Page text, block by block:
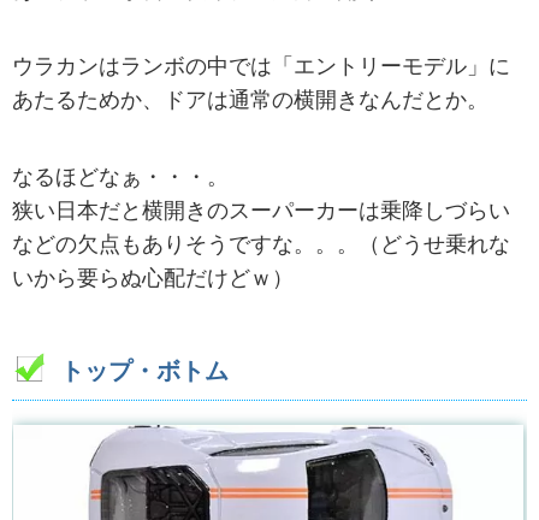
ウラカンはランボの中では「エントリーモデル」に
あたるためか、ドアは通常の横開きなんだとか。
なるほどなぁ・・・。
狭い日本だと横開きのスーパーカーは乗降しづらい
などの欠点もありそうですな。。。（どうせ乗れな
いから要らぬ心配だけどｗ）
トップ・ボトム